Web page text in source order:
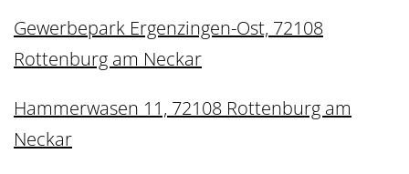
Gewerbepark Ergenzingen-Ost, 72108
Rottenburg am Neckar
Hammerwasen 11, 72108 Rottenburg am
Neckar